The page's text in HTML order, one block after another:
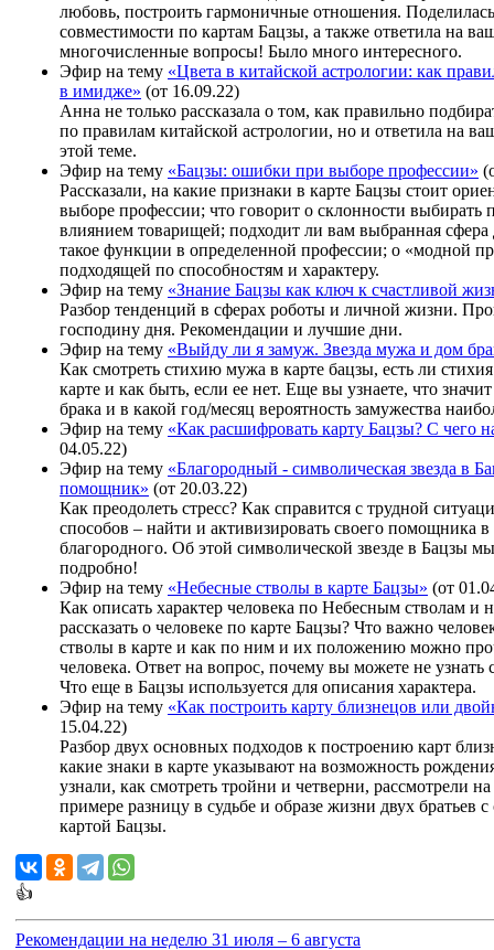
любовь, построить гармоничные отношения.
совместимости по картам Бацзы, а также ответила на
многочисленные вопросы! Было много интересного.
Эфир на тему «Цвета в китайской астрологии: как
в имидже» (от 16.09.22)
Анна не только рассказала о том, как правильно
по правилам китайской астрологии, но и ответила на
этой теме.
Эфир на тему «Бацзы: ошибки при выборе профессии»
Рассказали, на какие признаки в карте Бацзы стоит
выборе профессии; что говорит о склонности выбирать
влиянием товарищей; подходит ли вам выбранная сфера
такое функции в определенной профессии; о «модной
подходящей по способностям и характеру.
Эфир на тему «Знание Бацзы как ключ к счастливой
Разбор тенденций в сферах роботы и личной жизни.
господину дня. Рекомендации и лучшие дни.
Эфир на тему «Выйду ли я замуж. Звезда мужа и дом
Как смотреть стихию мужа в карте бацзы, есть ли
карте и как быть, если ее нет. Еще вы узнаете, что
брака и в какой год/месяц вероятность замужества
Эфир на тему «Как расшифровать карту Бацзы? С чего
04.05.22)
Эфир на тему «Благородный - символическая звезда в
помощник» (от 20.03.22)
Как преодолеть стресс? Как справится с трудной
способов – найти и активизировать своего помощника
благородного. Об этой символической звезде в Бацзы
подробно!
Эфир на тему «Небесные стволы в карте Бацзы» (от
Как описать характер человека по Небесным стволам и
рассказать о человеке по карте Бацзы? Что важно
стволы в карте и как по ним и их положению можно
человека. Ответ на вопрос, почему вы можете не узнать
Что еще в Бацзы используется для описания характера.
Эфир на тему «Как построить карту близнецов или
15.04.22)
Разбор двух основных подходов к построению карт
какие знаки в карте указывают на возможность
узнали, как смотреть тройни и четверни, рассмотрели
примере разницу в судьбе и образе жизни двух братьев
картой Бацзы.
👍
Рекомендации на неделю 31 июля – 6 августа